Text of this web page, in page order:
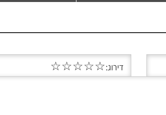
דירוג:☆
☆
☆
☆
☆